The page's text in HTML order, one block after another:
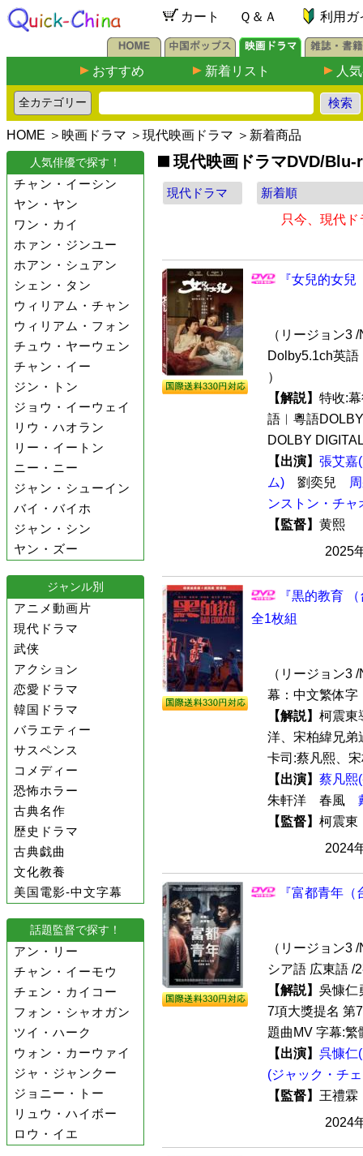
カート Ｑ＆Ａ 利用ガ
おすすめ 新着リスト 人
HOME ＞ 映画ドラマ ＞ 現代映画ドラマ ＞新着商品
人気俳優で探す！
チャン・イーシン
ヤン・ヤン
ワン・カイ
ホァン・ジンユー
ホアン・シュアン
シェン・タン
ウィリアム・チャン
ウィリアム・フォン
チュウ・ヤーウェン
チャン・イー
ジン・トン
ジョウ・イーウェイ
リウ・ハオラン
リー・イートン
ニー・ニー
ジャン・シューイン
バイ・バイホ
ジャン・シン
ヤン・ズー
ジャンル別
アニメ動画片
現代ドラマ
武侠
アクション
恋愛ドラマ
韓国ドラマ
バラエティー
サスペンス
コメディー
恐怖ホラー
古典名作
歴史ドラマ
古典戯曲
文化教養
美国電影-中文字幕
話題監督で探す！
アン・リー
チャン・イーモウ
チェン・カイコー
フォン・シャオガン
ツイ・ハーク
ウォン・カーウァイ
ジャ・ジャンクー
ジョニー・トー
リュウ・ハイボー
ロウ・イエ
現代映画ドラマDVD/Blu-
只今、現代
『女兒的女
（リージョン3
Dolby5.1ch英
）
【解説】 特收:
語︱粵語
DOLBY
【出演】 張艾嘉
ム) 劉奕兒
ンストン・チャ
【監督】 黄熙
2025
『黒的教育
全1枚組
（リージョン3
幕：中文繁体字
【解説】 柯震東
洋、宋柏緯兄弟
卡司:蔡凡熙、
【出演】 蔡凡熙
朱軒洋 春風
【監督】 柯震
2024
『富都青年
（リージョン3
シア語 広東語 /
【解説】 吳慷仁
7項大獎提名 第
題曲MV 字幕:繁
【出演】 呉慷仁
(ジャック・チ
【監督】 王禮
2024